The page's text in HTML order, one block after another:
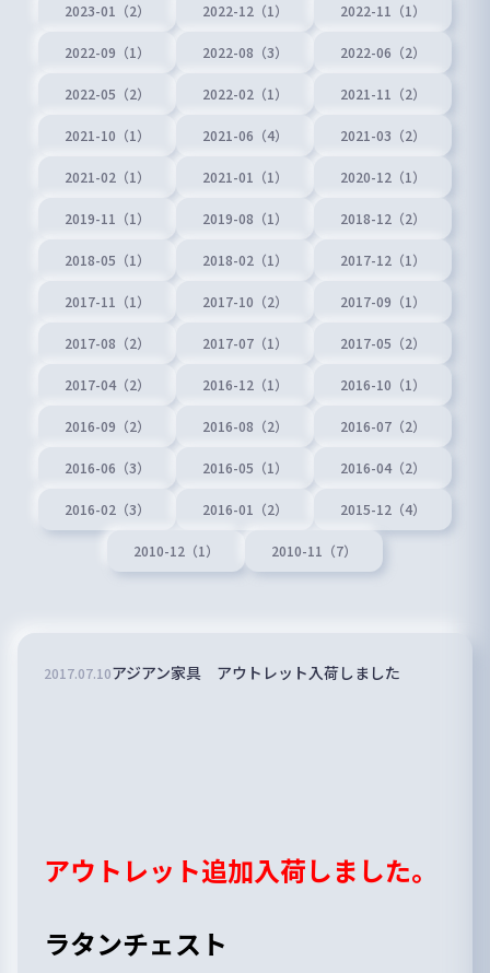
2023-01（2） 2022-12（1） 2022-11（1）
2022-09（1） 2022-08（3） 2022-06（2）
2022-05（2） 2022-02（1） 2021-11（2）
2021-10（1） 2021-06（4） 2021-03（2）
2021-02（1） 2021-01（1） 2020-12（1）
2019-11（1） 2019-08（1） 2018-12（2）
2018-05（1） 2018-02（1） 2017-12（1）
2017-11（1） 2017-10（2） 2017-09（1）
2017-08（2） 2017-07（1） 2017-05（2）
2017-04（2） 2016-12（1） 2016-10（1）
2016-09（2） 2016-08（2） 2016-07（2）
2016-06（3） 2016-05（1） 2016-04（2）
2016-02（3） 2016-01（2） 2015-12（4）
2010-12（1） 2010-11（7）
2017.07.10アジアン家具 アウトレット入荷しました
アウトレット追加入荷しました。
ラタンチェスト